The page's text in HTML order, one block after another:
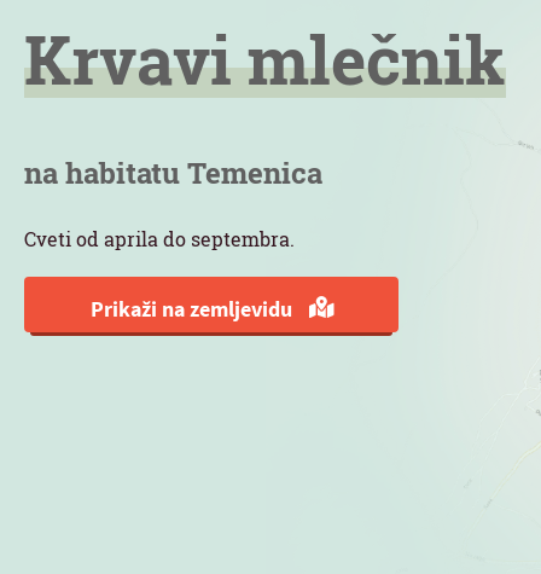
Krvavi mlečnik
na habitatu Temenica
Cveti od aprila do septembra.
Prikaži na zemljevidu